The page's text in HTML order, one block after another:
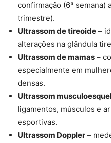
confirmação (6ª semana)
trimestre).
Ultrassom de tireoide –
alterações na glândula
Ultrassom de mamas –
especialmente em
densas.
Ultrassom
ligamentos, músculos e
esportivas.
Ultrassom Doppler –